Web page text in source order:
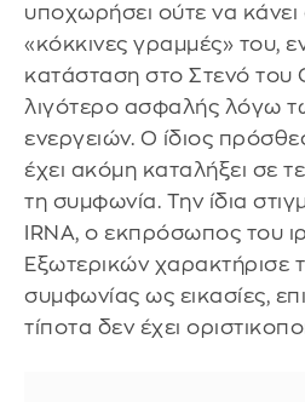
υποχωρήσει ούτε να κάνει
«κόκκινες γραμμές» του,
κατάσταση στο Στενό του
λιγότερο ασφαλής λόγω
ενεργειών. Ο ίδιος
έχει ακόμη καταλήξει σε
τη συμφωνία. Την ίδια
IRNA, ο εκπρόσωπος του
Εξωτερικών χαρακτήρισε
συμφωνίας ως εικασίες,
τίποτα δεν έχει